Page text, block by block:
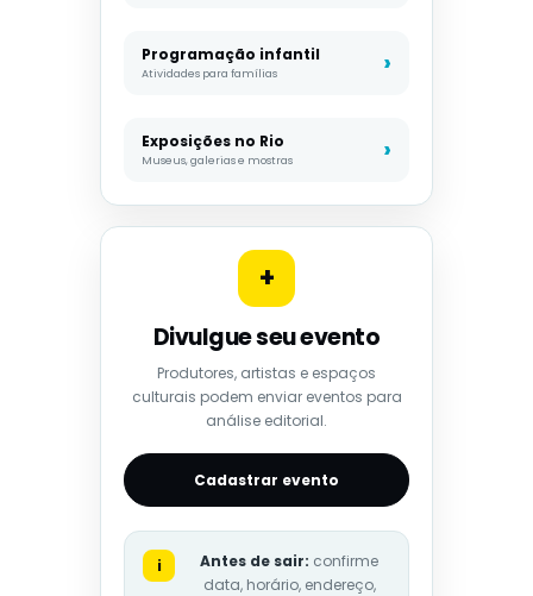
Programação infantil
Atividades para famílias
Exposições no Rio
Museus, galerias e mostras
+
Divulgue seu evento
Produtores, artistas e espaços
culturais podem enviar eventos para
análise editorial.
Cadastrar evento
i Antes de sair: confirme
data, horário, endereço,